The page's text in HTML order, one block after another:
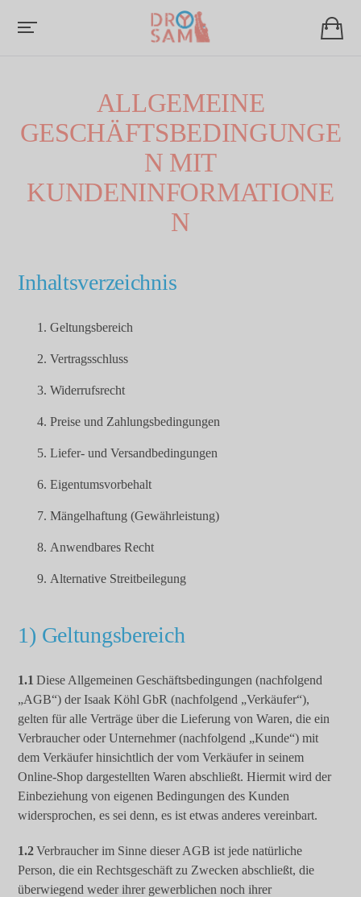
ALLGEMEINE
GESCHÄFTSBEDINGUNGE
N MIT
KUNDENINFORMATIONE
N
Inhaltsverzeichnis
Geltungsbereich
Vertragsschluss
Widerrufsrecht
Preise und Zahlungsbedingungen
Liefer- und Versandbedingungen
Eigentumsvorbehalt
Mängelhaftung (Gewährleistung)
Anwendbares Recht
Alternative Streitbeilegung
1) Geltungsbereich
1.1 Diese Allgemeinen Geschäftsbedingungen (nachfolgend
„AGB“) der Isaak Köhl GbR (nachfolgend „Verkäufer“),
gelten für alle Verträge über die Lieferung von Waren, die ein
Verbraucher oder Unternehmer (nachfolgend „Kunde“) mit
dem Verkäufer hinsichtlich der vom Verkäufer in seinem
Online-Shop dargestellten Waren abschließt. Hiermit wird der
Einbeziehung von eigenen Bedingungen des Kunden
widersprochen, es sei denn, es ist etwas anderes vereinbart.
1.2Verbraucher im Sinne dieser AGB ist jede natürliche
Person, die ein Rechtsgeschäft zu Zwecken abschließt, die
überwiegend weder ihrer gewerblichen noch ihrer